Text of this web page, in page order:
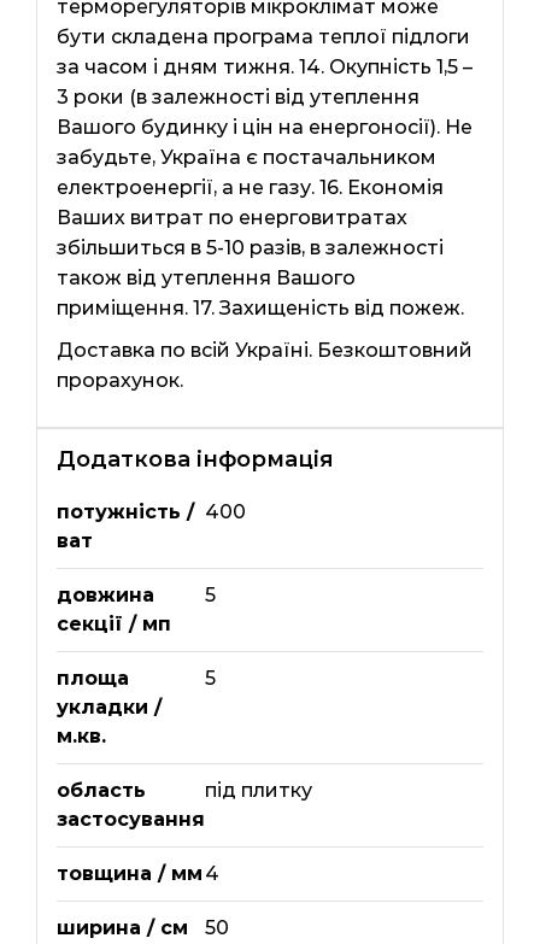
терморегуляторів мікроклімат може
бути складена програма теплої підлоги
за часом і дням тижня. 14. Окупність 1,5 –
3 роки (в залежності від утеплення
Вашого будинку і цін на енергоносії). Не
забудьте, Україна є постачальником
електроенергії, а не газу. 16. Економія
Ваших витрат по енерговитратах
збільшиться в 5-10 разів, в залежності
також від утеплення Вашого
приміщення. 17. Захищеність від пожеж.
Доставка по всій Україні. Безкоштовний
прорахунок.
Додаткова інформація
потужність /
ват
400
довжина
секції / мп
5
площа
укладки /
м.кв.
5
область
застосування
під плитку
товщина / мм 4
ширина / см 50